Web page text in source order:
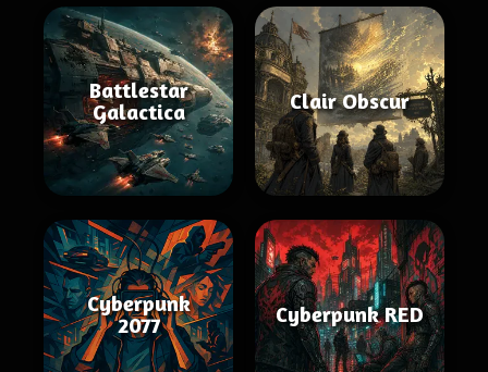
Battlestar
Galactica
Clair Obscur
Cyberpunk
2077
Cyberpunk RED